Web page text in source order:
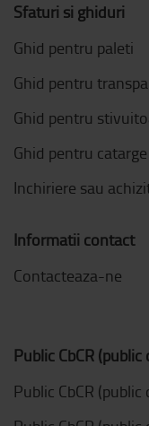
Sfaturi si ghiduri
Ghid pentru paleti
Ghid pentru
Ghid pentru
Ghid pentru catarge
Inchiriere sau
Informatii contact
Contacteaza-ne
Public CbCR
Public CbCR